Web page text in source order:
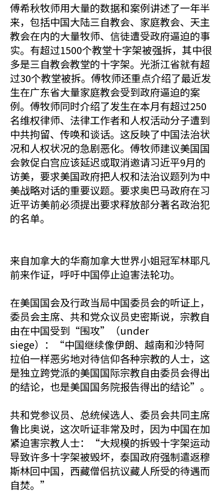
傅希秋牧师用大量的数据和案例讲述了一年半
来，包括中国大陆三自教会、家庭教会、天主
教会在内的大量牧师、信徒遭受政府逼迫的事
实。有超过1500个教堂十字架被强拆，其中很
多是三自教会教堂的十字架。光浙江省就有超
过30个教堂被拆。傅牧师还重点介绍了最近发
生在广东省大量家庭教会受到政府逼迫的案
例。傅牧师同时介绍了发生在本月有超过250
名维权律师、法律工作者和人权活动分子遭到
中共拘留、传唤和谈话。这反映了中国法治状
况和人权状况的急剧恶化。傅牧师建议美国国
会敦促白宫应该延迟或取消邀请习近平9月的
访美，要求美国政府把人权和法治议题列为中
美战略对话的重要议题。要求奥巴马政府在习
近平访美前必须提出要求释放部分著名政治犯
的名单。
来自加拿大的华裔加拿大世界小姐冠军林耶凡
前来作证，呼吁中国停止迫害法轮功。
在美国国会及行政当局中国委员会的听证上，
委员会主席、共和党众议员史密斯说，宗教自
由在中国受到“围攻”（under
siege）：“中国继续像伊朗、越南和沙特阿
拉伯一样恶劣地对待信仰各种宗教的人士，这
是独立跨党派的美国国际宗教自由委员会得出
的结论，也是美国国务院报告得出的结论”。
共和党参议员、总统候选人、委员会共同主席
鲁比奥说，这次听证非常及时，因为中国在加
紧迫害宗教人士：“大规模的拆毁十字架运动
导致许多十字架被毁坏，泰国政府强制遣返穆
斯林回中国，西藏僧侣抗议藏人所受的待遇而
自焚。”